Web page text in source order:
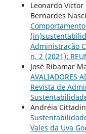
Leonardo Victor
Bernardes
Administração
n. 2 (2021):
José Ribamar
AVALIADORES
Revista de
Andréia
Vales da Uva